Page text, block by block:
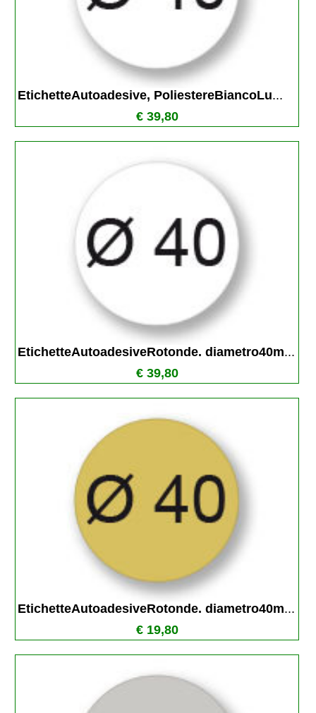
EtichetteAutoadesive, PoliestereBiancoLu...
€ 39,80
EtichetteAutoadesiveRotonde. diametro40m...
€ 39,80
EtichetteAutoadesiveRotonde. diametro40m...
€ 19,80